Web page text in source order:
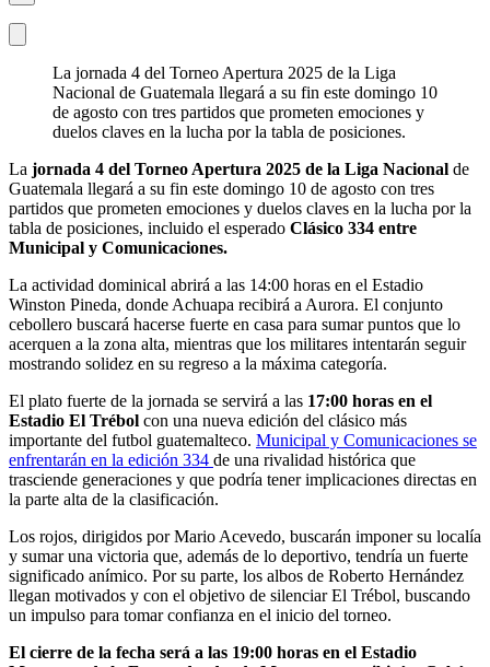
La jornada 4 del Torneo Apertura 2025 de la Liga
Nacional de Guatemala llegará a su fin este domingo 10
de agosto con tres partidos que prometen emociones y
duelos claves en la lucha por la tabla de posiciones.
La jornada 4 del Torneo Apertura 2025 de la Liga Nacional de
Guatemala llegará a su fin este domingo 10 de agosto con tres
partidos que prometen emociones y duelos claves en la lucha por la
tabla de posiciones, incluido el esperado Clásico 334 entre
Municipal y Comunicaciones.
La actividad dominical abrirá a las 14:00 horas en el Estadio
Winston Pineda, donde Achuapa recibirá a Aurora. El conjunto
cebollero buscará hacerse fuerte en casa para sumar puntos que lo
acerquen a la zona alta, mientras que los militares intentarán seguir
mostrando solidez en su regreso a la máxima categoría.
El plato fuerte de la jornada se servirá a las 17:00 horas en el
Estadio El Trébol con una nueva edición del clásico más
importante del futbol guatemalteco. Municipal y Comunicaciones se
enfrentarán en la edición 334 de una rivalidad histórica que
trasciende generaciones y que podría tener implicaciones directas en
la parte alta de la clasificación.
Los rojos, dirigidos por Mario Acevedo, buscarán imponer su localía
y sumar una victoria que, además de lo deportivo, tendría un fuerte
significado anímico. Por su parte, los albos de Roberto Hernández
llegan motivados y con el objetivo de silenciar El Trébol, buscando
un impulso para tomar confianza en el inicio del torneo.
El cierre de la fecha será a las 19:00 horas en el Estadio